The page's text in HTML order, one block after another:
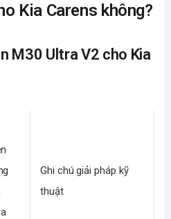
Kia Carens không?
M30 Ultra V2 cho Kia
Ghi chú giải pháp kỹ
thuật